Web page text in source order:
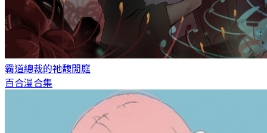
霸道總裁的祂馥閒庭
百合漫合集